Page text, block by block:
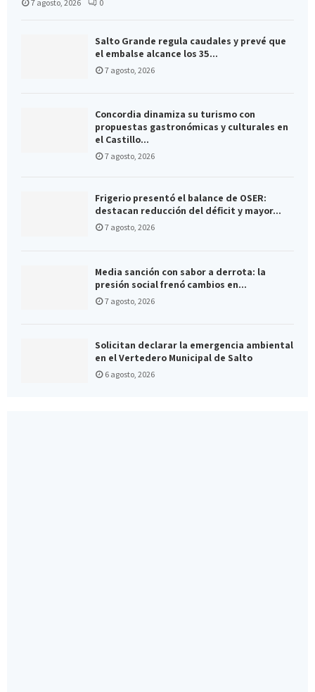
7 agosto, 2026 0
Salto Grande regula caudales y prevé que
el embalse alcance los 35...
7 agosto, 2026
Concordia dinamiza su turismo con
propuestas gastronómicas y culturales en
el Castillo...
7 agosto, 2026
Frigerio presentó el balance de OSER:
destacan reducción del déficit y mayor...
7 agosto, 2026
Media sanción con sabor a derrota: la
presión social frenó cambios en...
7 agosto, 2026
Solicitan declarar la emergencia ambiental
en el Vertedero Municipal de Salto
6 agosto, 2026